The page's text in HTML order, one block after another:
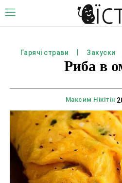
Гарячі страви Закуски
Риба в
Максим Нікітін